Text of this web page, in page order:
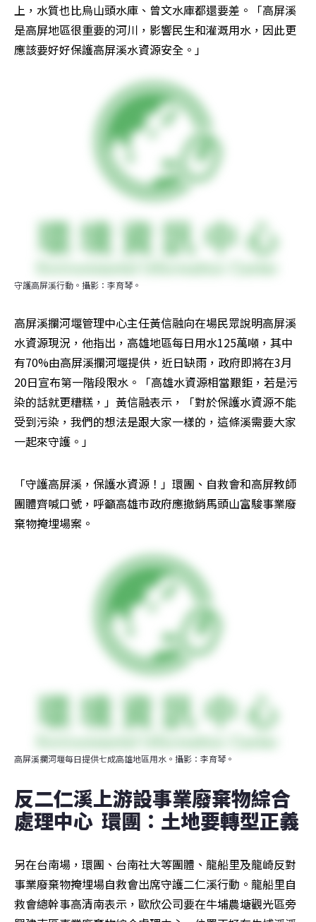
上，水質也比烏山頭水庫、曾文水庫都還要差。「高屏溪
是高屏地區很重要的河川，影響民生和灌溉用水，因此更
應該要好好保護高屏溪水資源安全。」
守護高屏溪行動。攝影：李育琴。
高屏溪攔河堰管理中心主任黃信融向在場民眾說明高屏溪
水資源現況，他指出，高雄地區每日用水125萬噸，其中
有70%由高屏溪攔河堰提供，近日缺雨，政府即將在3月
20日宣布第一階段限水。「高雄水資源相當艱鉅，若是污
染的話就更糟糕，」黃信融表示，「對於保護水資源不能
受到污染，我們的想法是跟大家一樣的，這條溪需要大家
一起來守護。」
「守護高屏溪，保護水資源！」環團、自救會和高屏教師
團體齊喊口號，呼籲高雄市政府應撤銷馬頭山富駿事業廢
棄物掩埋場案。
高屏溪攔河堰每日提供七成高雄地區用水。攝影：李育琴。
反二仁溪上游設事業廢棄物綜合
處理中心  環團：土地要轉型正義
另在台南場，環團、台南社大等團體、龍船里及龍崎反對
事業廢棄物掩埋場自救會出席守護二仁溪行動。龍船里自
救會總幹事高清南表示，歐欣公司要在牛埔農塘觀光區旁